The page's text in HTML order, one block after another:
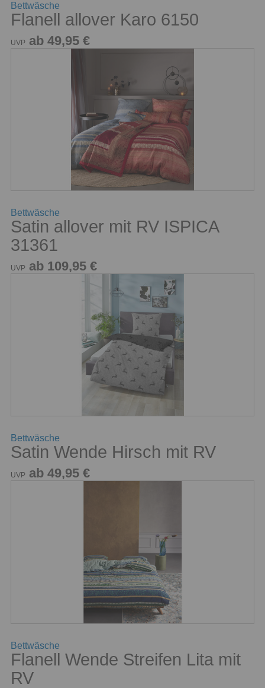
Bettwäsche
Flanell allover Karo 6150
UVP ab 49,95 €
Bettwäsche
Satin allover mit RV ISPICA
31361
UVP ab 109,95 €
Bettwäsche
Satin Wende Hirsch mit RV
UVP ab 49,95 €
Bettwäsche
Flanell Wende Streifen Lita mit
RV